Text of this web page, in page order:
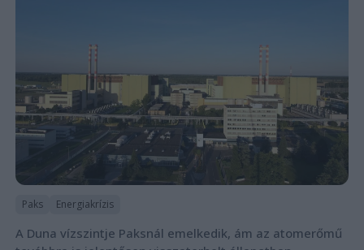
Paks Energiakrízis
A Duna vízszintje Paksnál emelkedik, ám az atomerőmű